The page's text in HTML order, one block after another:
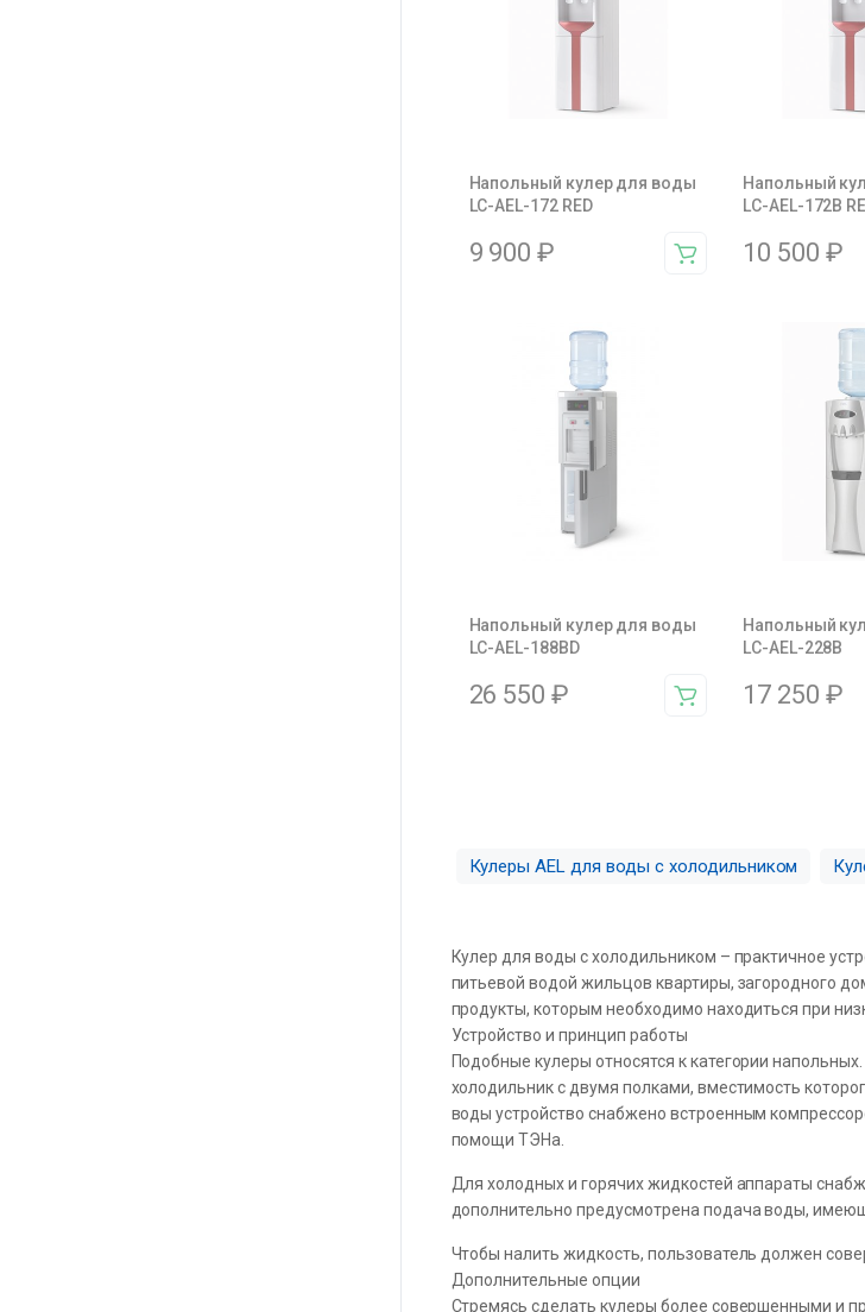
Напольный кулер для воды
LC-AEL-172 RED
9 900₽
Напольный
LC-AEL-172B
10 500 ₽
Напольный кулер для воды
LC-AEL-188BD
26 550₽
Напольный
LC-AEL-228B
17 250 ₽
Кулеры AEL для воды с холодильником
Кулер для воды с холодильником – практичное
питьевой водой жильцов квартиры, загородного
продукты, которым необходимо находиться при
Устройство и принцип работы
Подобные кулеры относятся к категории
холодильник с двумя полками, вместимость
воды устройство снабжено встроенным
помощи ТЭНа.
Для холодных и горячих жидкостей аппараты
дополнительно предусмотрена подача воды,
Чтобы налить жидкость, пользователь должен
Дополнительные опции
Стремясь сделать кулеры более совершенными и